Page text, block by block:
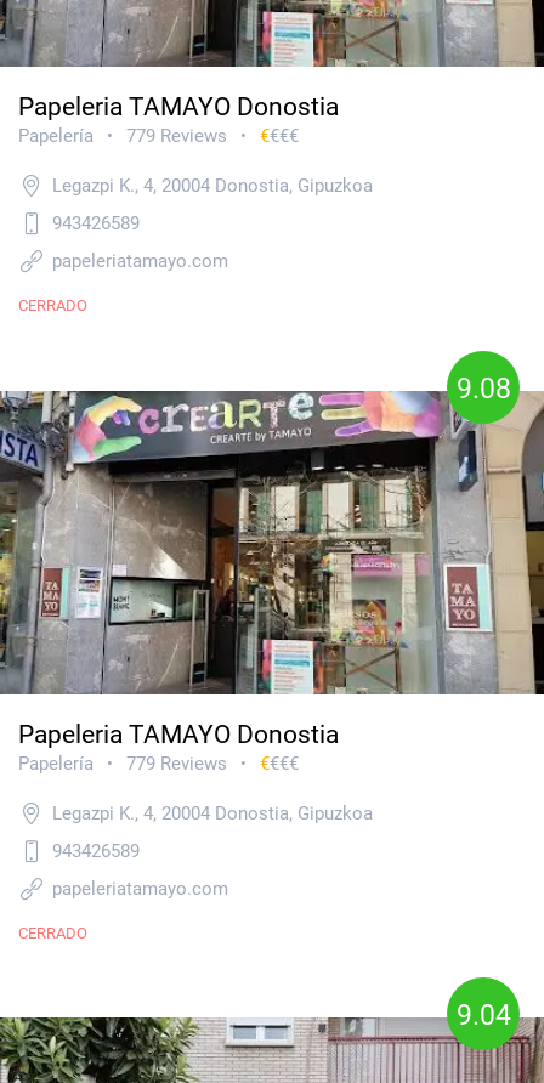
Papeleria TAMAYO Donostia
Papelería • 779 Reviews • €€€€
Legazpi K., 4, 20004 Donostia, Gipuzkoa
943426589
papeleriatamayo.com
CERRADO
9.08
Papeleria TAMAYO Donostia
Papelería • 779 Reviews • €€€€
Legazpi K., 4, 20004 Donostia, Gipuzkoa
943426589
papeleriatamayo.com
CERRADO
9.04